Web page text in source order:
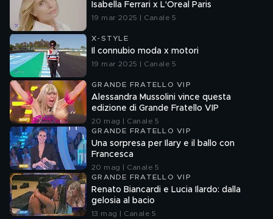
Isabella Ferrari x L'Oreal Paris
19 mar 2025 | Canale 5
X-STYLE
Il connubio moda x motori
19 mar 2025 | Canale 5
GRANDE FRATELLO VIP
Alessandra Mussolini vince questa
edizione di Grande Fratello VIP
20 mag | Canale 5
GRANDE FRATELLO VIP
Una sorpresa per Ilary e il ballo con
Francesca
20 mag | Canale 5
GRANDE FRATELLO VIP
Renato Biancardi e Lucia Ilardo: dalla
gelosia al bacio
13 mag | Canale 5